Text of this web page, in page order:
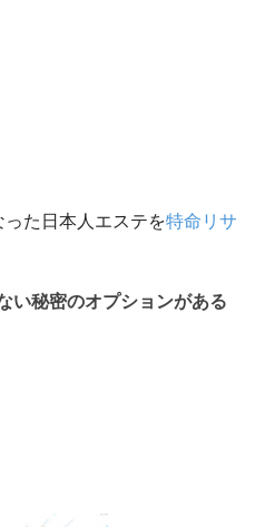
った日本人エステを特命リサ
い秘密のオプションがある